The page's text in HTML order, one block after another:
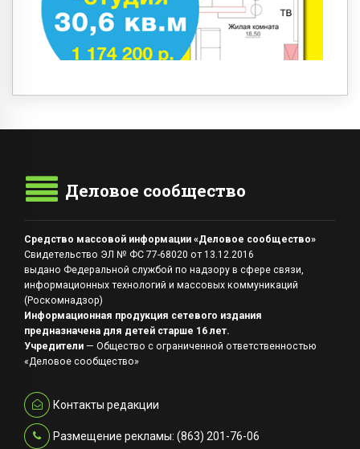
Деловое сообщество
Средство массовой информации «Деловое сообщество»
Свидетельство ЭЛ № ФС 77-68020 от 13.12.2016
выдано Федеральной службой по надзору в сфере связи,
информационных технологий и массовых коммуникаций
(Роскомнадзор)
Информационная продукция сетевого издания
предназначена для детей старше 16 лет.
Учредители — Общество с ограниченной ответственностью
«Деловое сообщество»
Контакты редакции
Размещение рекламы: (863) 201-76-06